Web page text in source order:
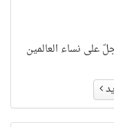
على نساء العالمين